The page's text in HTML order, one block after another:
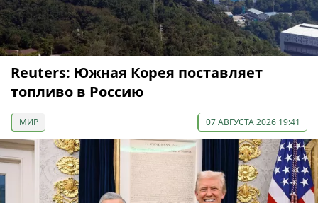
Reuters: Южная Корея поставляет
топливо в Россию
МИР 07 АВГУСТА 2026 19:41